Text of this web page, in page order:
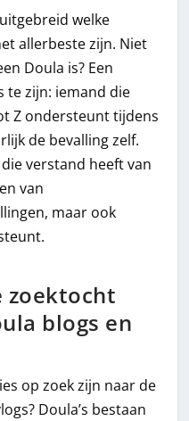
welke
allerbeste zijn. Niet
Doula is? Een
te zijn: iemand die
Z ondersteunt tijdens
de bevalling zelf.
verstand heeft van
van
maar ook
zoektocht
blogs en
op zoek zijn naar de
Doula’s bestaan